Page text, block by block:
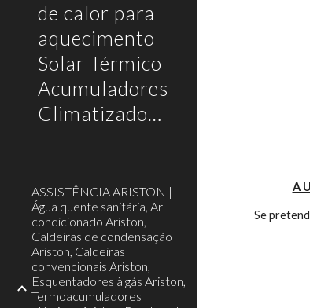
de calor para
aquecimento
Solar Térmico
Acumuladores
Climatizadores
ASSISTÊNCIA ARISTON |
Água quente sanitária, Ar
condicionado Ariston,
Caldeiras de condensação
Ariston, Caldeiras
convencionais Ariston,
Esquentadores à gás Ariston,
Termoacumuladores
A
Se